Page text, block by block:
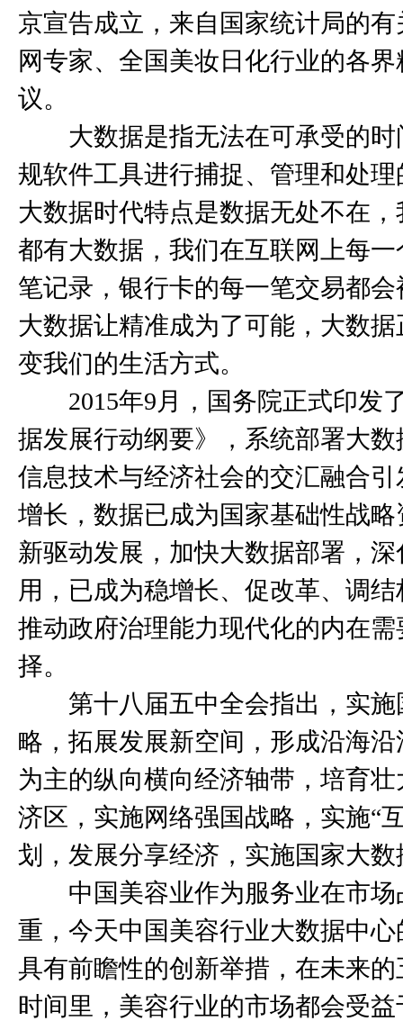
京宣告成立，来自国家统计局的
网专家、全国美妆日化行业的各
议。
大数据是指无法在可承受的时
规软件工具进行捕捉、管理和处
大数据时代特点是数据无处不在
都有大数据，我们在互联网上每
笔记录，银行卡的每一笔交易都
大数据让精准成为了可能，大数
变我们的生活方式。
2015年9月，国务院正式印发
据发展行动纲要》，系统部署大
信息技术与经济社会的交汇融合
增长，数据已成为国家基础性战
新驱动发展，加快大数据部署，
用，已成为稳增长、促改革、调
推动政府治理能力现代化的内在
择。
第十八届五中全会指出，实施
略，拓展发展新空间，形成沿海
为主的纵向横向经济轴带，培育
济区，实施网络强国战略，实施“
划，发展分享经济，实施国家大数
中国美容业作为服务业在市场
重，今天中国美容行业大数据中
具有前瞻性的创新举措，在未来
时间里，美容行业的市场都会受益